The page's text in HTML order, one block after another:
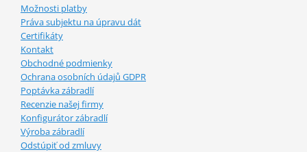
Možnosti platby
Práva subjektu na úpravu dát
Certifikáty
Kontakt
Obchodné podmienky
Ochrana osobních údajů GDPR
Poptávka zábradlí
Recenzie našej firmy
Konfigurátor zábradlí
Výroba zábradlí
Odstúpiť od zmluvy